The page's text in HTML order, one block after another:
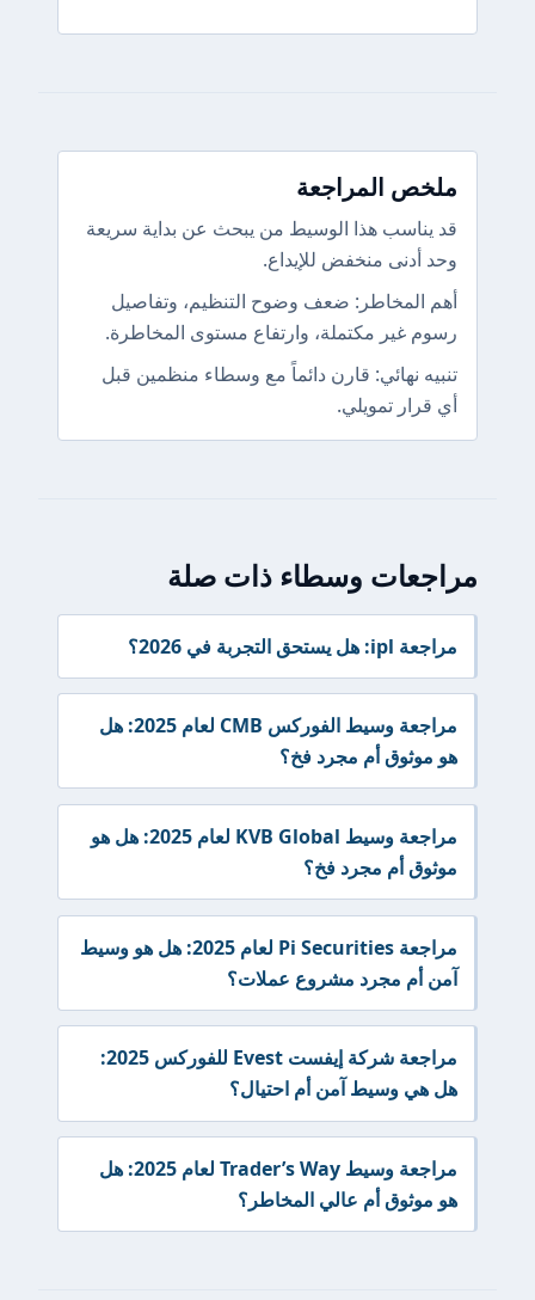
ملخص المراجعة
قد يناسب هذا الوسيط من يبحث عن بداية سريعة
وحد أدنى منخفض للإيداع.
أهم المخاطر: ضعف وضوح التنظيم، وتفاصيل
رسوم غير مكتملة، وارتفاع مستوى المخاطرة.
تنبيه نهائي: قارن دائماً مع وسطاء منظمين قبل
أي قرار تمويلي.
مراجعات وسطاء ذات صلة
مراجعة ipl: هل يستحق التجربة في 2026؟
مراجعة وسيط الفوركس CMB لعام 2025: هل
هو موثوق أم مجرد فخ؟
مراجعة وسيط KVB Global لعام 2025: هل هو
موثوق أم مجرد فخ؟
مراجعة Pi Securities لعام 2025: هل هو وسيط
آمن أم مجرد مشروع عملات؟
مراجعة شركة إيفست Evest للفوركس 2025:
هل هي وسيط آمن أم احتيال؟
مراجعة وسيط Trader’s Way لعام 2025: هل
هو موثوق أم عالي المخاطر؟